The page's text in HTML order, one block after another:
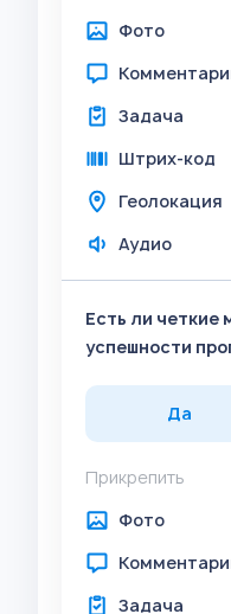
Фото
Задача
Штрих-код
Геолокация
Аудио
Есть ли четкие
успешности
Да
Прикрепить
Фото
Задача